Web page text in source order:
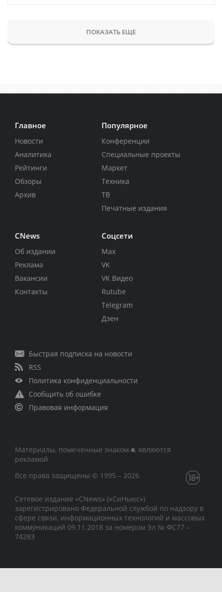
ПОКАЗАТЬ ЕЩЕ
Главное
Новости
Аналитика
Рейтинги
Обзоры
Архив
Популярное
Конференции
Специальные проекты
Маркет
Техника
ТВ
Печатные издания
CNews
Об издании
Реклама
Вакансии
Контакты
Соцсети
Max
VK
VK Видео
Rutube
Telegram
Дзен
Быстрая подписка на новости
RSS
Политика конфиденциальности
Сообщить об ошибке
Правовая информация
Материалы, помеченные знаком ■, являются
рекламой
Все права защищены © 1995 – 2026
Сетевое издание «CNews» («СиНьюс»)
зарегистрировано Федеральной службой по надзору в
сфере связи, информационных технологий и массовых
коммуникаций 09.11.2018 за номером Эл № ФС77 –
74283